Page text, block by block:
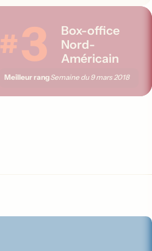
#3
Box-office
Nord-
Américain
Meilleur rangSemaine du9 mars 2018